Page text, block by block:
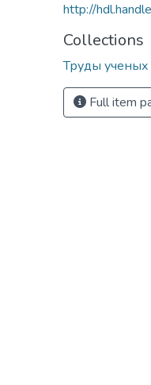
http://
Collections
Труды
Full item